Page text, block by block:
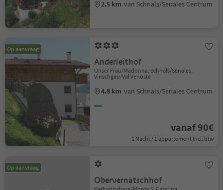
2.5 km van Schnals/Senales Centrum
Op aanvraag
Anderleithof
Unser Frau/Madonna, Schnals/Senales,
Vinschgau/Val Venosta
4.8 km van Schnals/Senales Centrum
vanaf 90€
1 Nacht / 1 appartement Incl. btw
Op aanvraag
Obervernatschhof